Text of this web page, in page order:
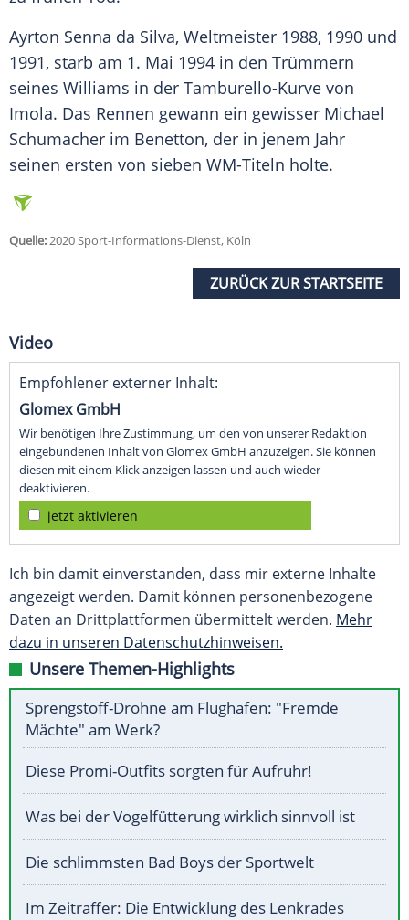
Ayrton Senna da Silva, Weltmeister 1988, 1990 und
1991, starb am 1. Mai 1994 in den Trümmern
seines Williams in der Tamburello-Kurve von
Imola. Das Rennen gewann ein gewisser Michael
Schumacher im Benetton, der in jenem Jahr
seinen ersten von sieben WM-Titeln holte.
Quelle:2020 Sport-Informations-Dienst, Köln
ZURÜCK ZUR STARTSEITE
Video
Empfohlener externer Inhalt:
Glomex GmbH
Wir benötigen Ihre Zustimmung, um den von unserer Redaktion
eingebundenen Inhalt von Glomex GmbH anzuzeigen. Sie können
diesen mit einem Klick anzeigen lassen und auch wieder
deaktivieren.
jetzt aktivieren
Ich bin damit einverstanden, dass mir externe Inhalte
angezeigt werden. Damit können personenbezogene
Daten an Drittplattformen übermittelt werden. Mehr
dazu in unseren Datenschutzhinweisen.
Unsere Themen-Highlights
Sprengstoff-Drohne am Flughafen: "Fremde
Mächte" am Werk?
Diese Promi-Outfits sorgten für Aufruhr!
Was bei der Vogelfütterung wirklich sinnvoll ist
Die schlimmsten Bad Boys der Sportwelt
Im Zeitraffer: Die Entwicklung des Lenkrades